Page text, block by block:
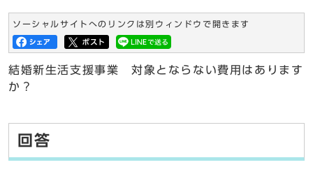
ソーシャルサイトへのリンクは別ウィンドウで開きます
結婚新生活支援事業 対象とならない費用はあります
か？
回答